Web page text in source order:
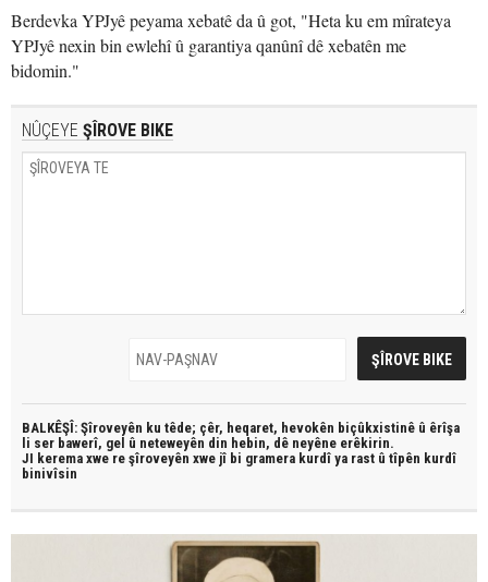
Berdevka YPJyê peyama xebatê da û got, "Heta ku em mîrateya
YPJyê nexin bin ewlehî û garantiya qanûnî dê xebatên me
bidomin."
NÛÇEYE ŞÎROVE BIKE
BALKÊŞÎ: Şîroveyên ku têde; çêr, heqaret, hevokên biçûkxistinê û êrîşa
li ser bawerî, gel û neteweyên din hebin, dê neyêne erêkirin.
JI kerema xwe re şîroveyên xwe jî bi gramera kurdî ya rast û tîpên kurdî
binivîsin